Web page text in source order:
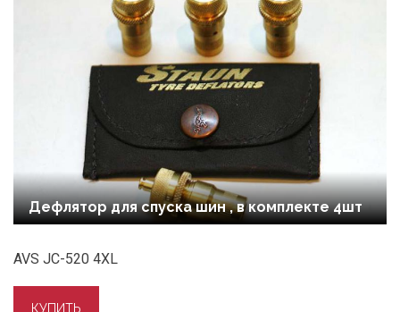
Дефлятор для спуска шин , в комплекте 4шт
AVS JC-520 4XL